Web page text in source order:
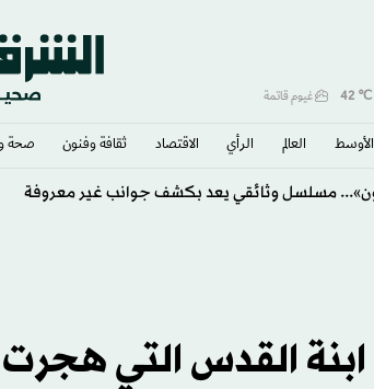
℃
42 غيوم قاتمة
العالم الرأي الاقتصاد ثقافة وفنون صحة
بوسيتش حتى صيف 2028
القدس التي